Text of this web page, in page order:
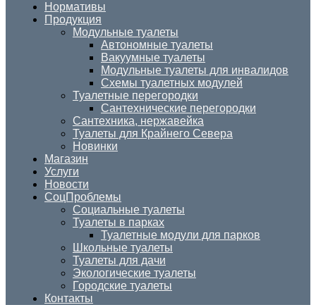
Нормативы
Продукция
Модульные туалеты
Автономные туалеты
Вакуумные туалеты
Модульные туалеты для инвалидов
Схемы туалетных модулей
Туалетные перегородки
Сантехнические перегородки
Сантехника, нержавейка
Туалеты для Крайнего Севера
Новинки
Магазин
Услуги
Новости
СоцПроблемы
Социальные туалеты
Туалеты в парках
Туалетные модули для парков
Школьные туалеты
Туалеты для дачи
Экологические туалеты
Городские туалеты
Контакты